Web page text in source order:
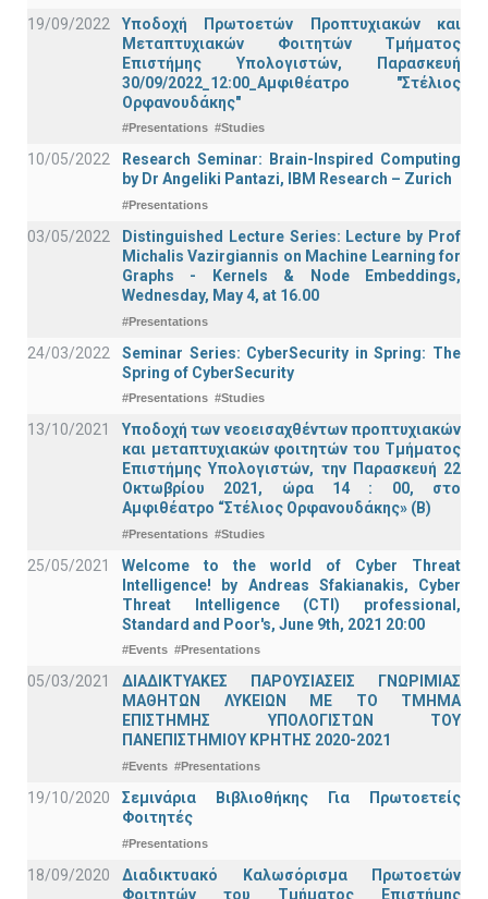
19/09/2022
Υποδοχή Πρωτοετών Προπτυχιακών και
Μεταπτυχιακών Φοιτητών Τμήματος
Επιστήμης Υπολογιστών, Παρασκευή
30/09/2022_12:00_Αμφιθέατρο "Στέλιος
Ορφανουδάκης"
#Presentations #Studies
10/05/2022
Research Seminar: Brain-Inspired Computing
by Dr Angeliki Pantazi, IBM Research – Zurich
#Presentations
03/05/2022
Distinguished Lecture Series: Lecture by Prof
Michalis Vazirgiannis on Machine Learning for
Graphs - Kernels & Νode Εmbeddings,
Wednesday, May 4, at 16.00
#Presentations
24/03/2022
Seminar Series: CyberSecurity in Spring: The
Spring of CyberSecurity
#Presentations #Studies
13/10/2021
Υποδοχή των νεοεισαχθέντων προπτυχιακών
και μεταπτυχιακών φοιτητών του Τμήματος
Επιστήμης Υπολογιστών, την Παρασκευή 22
Οκτωβρίου 2021, ώρα 14 : 00, στο
Αμφιθέατρο “Στέλιος Ορφανουδάκης» (Β)
#Presentations #Studies
25/05/2021
Welcome to the world of Cyber Threat
Intelligence! by Andreas Sfakianakis, Cyber
Threat Intelligence (CTI) professional,
Standard and Poor's, June 9th, 2021 20:00
#Events #Presentations
05/03/2021
ΔΙΑΔΙΚΤΥΑΚΕΣ ΠΑΡΟΥΣΙΑΣΕΙΣ ΓΝΩΡΙΜΙΑΣ
ΜΑΘΗΤΩΝ ΛΥΚΕΙΩΝ ΜΕ ΤΟ ΤΜΗΜΑ
ΕΠΙΣΤΗΜΗΣ ΥΠΟΛΟΓΙΣΤΩΝ ΤΟΥ
ΠΑΝΕΠΙΣΤΗΜΙΟΥ ΚΡΗΤΗΣ 2020-2021
#Events #Presentations
19/10/2020
Σεμινάρια Βιβλιοθήκης Για Πρωτοετείς
Φοιτητές
#Presentations
18/09/2020
Διαδικτυακό Καλωσόρισμα Πρωτοετών
Φοιτητών του Τμήματος Επιστήμης